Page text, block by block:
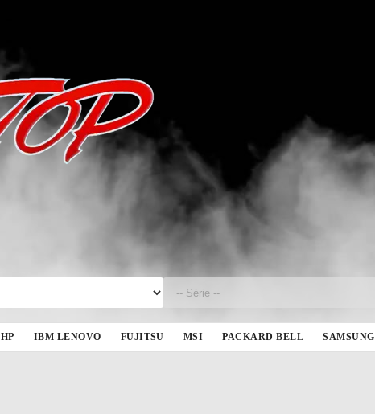
HP IBM LENOVO FUJITSU MSI PACKARD BELL SAMSUNG